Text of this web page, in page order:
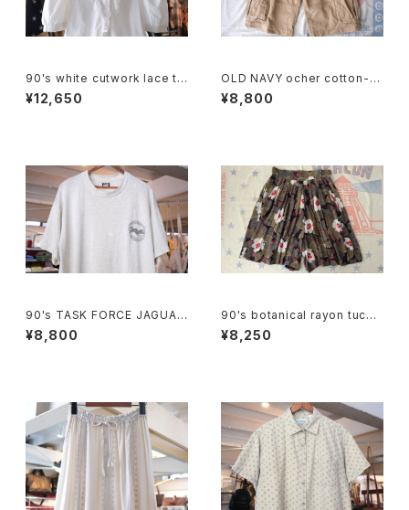
90's white cutwork lace tri
mmed cotton Blouse
¥12,650
OLD NAVY ocher cotton-t
will cargo Shorts
¥8,800
90's TASK FORCE JAGUAR
printed Tee "Made in U.S.
A."
¥8,800
90's botanical rayon tucke
d Culottes
¥8,250